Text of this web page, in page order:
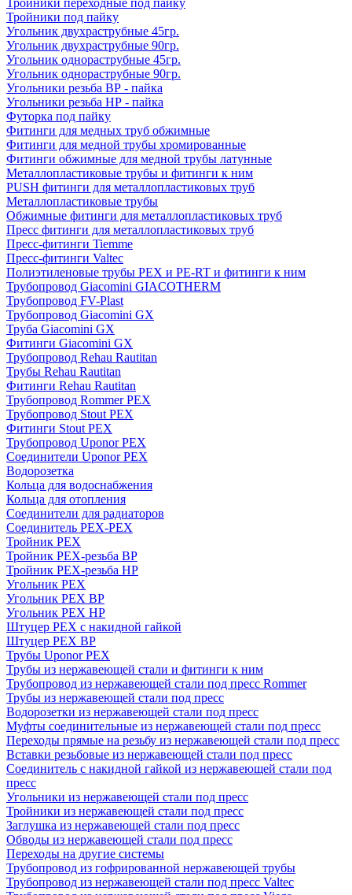
Тройники под пайку
Угольник двухраструбные 45гр.
Угольник двухраструбные 90гр.
Угольник однораструбные 45гр.
Угольник однораструбные 90гр.
Угольники резьба ВР - пайка
Угольники резьба НР - пайка
Футорка под пайку
Фитинги для медных труб обжимные
Фитинги для медной трубы хромированные
Фитинги обжимные для медной трубы латунные
Металлопластиковые трубы и фитинги к ним
PUSH фитинги для металлопластиковых труб
Металлопластиковые трубы
Обжимные фитинги для металлопластиковых труб
Пресс фитинги для металлопластиковых труб
Пресс-фитинги Tiemme
Пресс-фитинги Valtec
Полиэтиленовые трубы PEX и PE-RT и фитинги к ним
Трубопровод Giacomini GIACOTHERM
Трубопровод FV-Plast
Трубопровод Giacomini GX
Труба Giacomini GX
Фитинги Giacomini GX
Трубопровод Rehau Rautitan
Трубы Rehau Rautitan
Фитинги Rehau Rautitan
Трубопровод Rommer PEX
Трубопровод Stout PEX
Фитинги Stout PEX
Трубопровод Uponor PEX
Соединители Uponor PEX
Водорозетка
Кольца для водоснабжения
Кольца для отопления
Соединители для радиаторов
Соединитель PEX-PEX
Тройник PEX
Тройник PEX-резьба ВР
Тройник PEX-резьба НР
Угольник PEX
Угольник PEX ВР
Угольник PEX НР
Штуцер PEX c накидной гайкой
Штуцер PEX ВР
Трубы Uponor PEX
Трубы из нержавеющей стали и фитинги к ним
Трубопровод из нержавеющей стали под пресс Rommer
Трубы из нержавеющей стали под пресс
Водорозетки из нержавеющей стали под пресс
Муфты соединительные из нержавеющей стали под пресс
Переходы прямые на резьбу из нержавеющей стали под пресс
Вставки резьбовые из нержавеющей стали под пресс
Соединитель с накидной гайкой из нержавеющей стали под
пресс
Угольники из нержавеющей стали под пресс
Тройники из нержавеющей стали под пресс
Заглушка из нержавеющей стали под пресс
Обводы из нержавеющей стали под пресс
Переходы на другие системы
Трубопровод из гофрированной нержавеющей трубы
Трубопровод из нержавеющей стали под пресс Valtec